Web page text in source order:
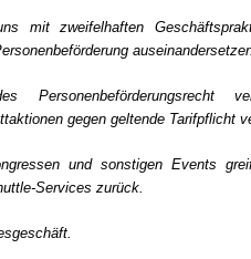
mit zweifelhaften
gegen geltende Tarifpflicht
und sonstigen Events
Services zurück.